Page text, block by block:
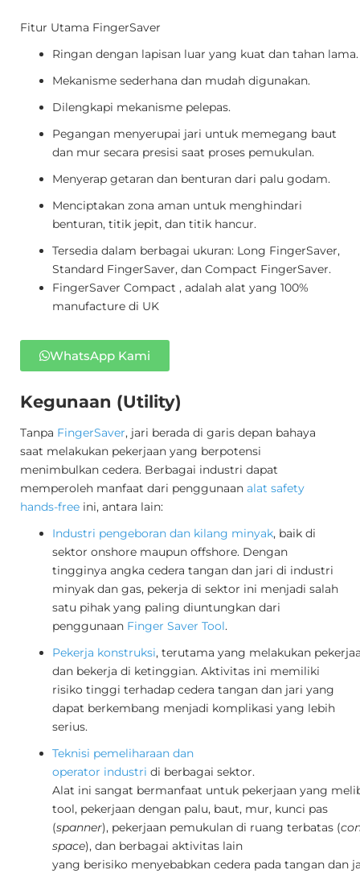
Fitur Utama FingerSaver
Ringan dengan lapisan luar yang kuat dan tahan
Mekanisme sederhana dan mudah digunakan.
Dilengkapi mekanisme pelepas.
Pegangan menyerupai jari untuk memegang baut
dan mur secara presisi saat proses pemukulan.
Menyerap getaran dan benturan dari palu godam.
Menciptakan zona aman untuk menghindari
benturan, titik jepit, dan titik hancur.
Tersedia dalam berbagai ukuran: Long FingerSaver,
Standard FingerSaver, dan Compact FingerSaver.
FingerSaver Compact , adalah alat yang 100%
manufacture di UK
WhatsApp Kami
Kegunaan (Utility)
Tanpa FingerSaver, jari berada di garis depan bahaya
saat melakukan pekerjaan yang berpotensi
menimbulkan cedera. Berbagai industri dapat
memperoleh manfaat dari penggunaan alat safety
hands-free ini, antara lain:
Industri pengeboran dan kilang minyak, baik di
sektor onshore maupun offshore. Dengan
tingginya angka cedera tangan dan jari di industri
minyak dan gas, pekerja di sektor ini menjadi salah
satu pihak yang paling diuntungkan dari
penggunaan Finger Saver Tool.
Pekerja konstruksi, terutama yang melakukan
dan bekerja di ketinggian. Aktivitas ini memiliki
risiko tinggi terhadap cedera tangan dan jari yang
dapat berkembang menjadi komplikasi yang lebih
serius.
Teknisi pemeliharaan dan
operator industri di berbagai sektor.
Alat ini sangat bermanfaat untuk pekerjaan yang
tool, pekerjaan dengan palu, baut, mur, kunci pas
(spanner), pekerjaan pemukulan di ruang terbatas (
space), dan berbagai aktivitas lain
yang berisiko menyebabkan cedera pada tangan dan